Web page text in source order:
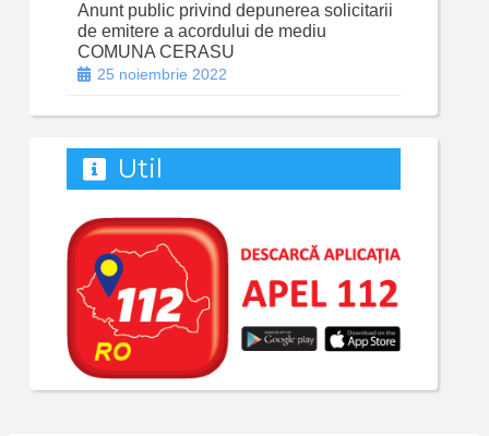
Anunt public privind depunerea solicitarii
de emitere a acordului de mediu
COMUNA CERASU
25 noiembrie 2022
Util